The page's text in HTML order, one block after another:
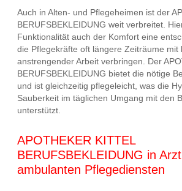
Auch in Alten- und Pflegeheimen ist der
BERUFSBEKLEIDUNG weit verbreitet.
Funktionalität auch der Komfort eine
die Pflegekräfte oft längere Zeiträume mit
anstrengender Arbeit verbringen. Der
BERUFSBEKLEIDUNG bietet die nötige
und ist gleichzeitig pflegeleicht, was die
Sauberkeit im täglichen Umgang mit den
unterstützt.
APOTHEKER KITTEL
BERUFSBEKLEIDUNG in
ambulanten Pflegediensten